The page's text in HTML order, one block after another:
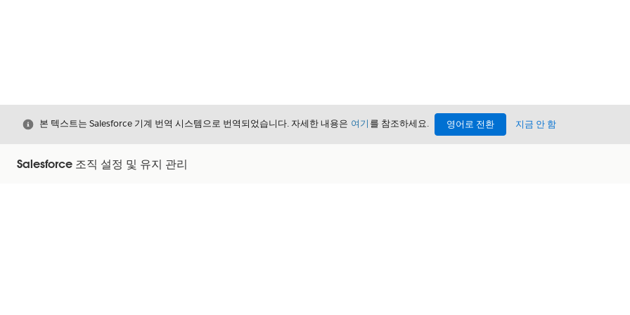
닫기본 텍스트는 Salesforce 기계 번역 시스템으로 번역되었습니다. 자세한 내용은 여기 를 참조하세요. 영어로 전환 지금 안 함
Salesforce 조직 설정 및 유지 관리